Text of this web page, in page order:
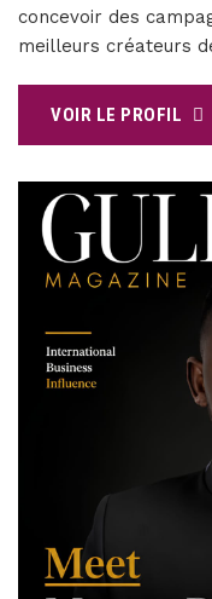
concevoir des
meilleurs créateurs
VOIR LE PROFIL